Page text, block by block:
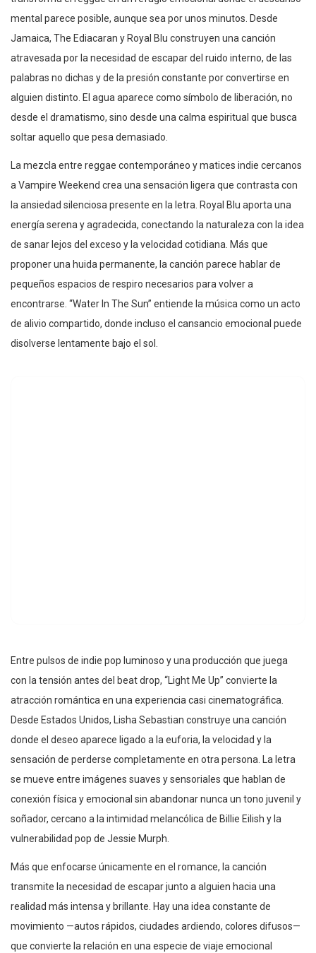
mental parece posible, aunque sea por unos minutos. Desde
Jamaica, The Ediacaran y Royal Blu construyen una canción
atravesada por la necesidad de escapar del ruido interno, de las
palabras no dichas y de la presión constante por convertirse en
alguien distinto. El agua aparece como símbolo de liberación, no
desde el dramatismo, sino desde una calma espiritual que busca
soltar aquello que pesa demasiado.
La mezcla entre reggae contemporáneo y matices indie cercanos
a Vampire Weekend crea una sensación ligera que contrasta con
la ansiedad silenciosa presente en la letra. Royal Blu aporta una
energía serena y agradecida, conectando la naturaleza con la idea
de sanar lejos del exceso y la velocidad cotidiana. Más que
proponer una huida permanente, la canción parece hablar de
pequeños espacios de respiro necesarios para volver a
encontrarse. “Water In The Sun” entiende la música como un acto
de alivio compartido, donde incluso el cansancio emocional puede
disolverse lentamente bajo el sol.
Entre pulsos de indie pop luminoso y una producción que juega
con la tensión antes del beat drop, “Light Me Up” convierte la
atracción romántica en una experiencia casi cinematográfica.
Desde Estados Unidos, Lisha Sebastian construye una canción
donde el deseo aparece ligado a la euforia, la velocidad y la
sensación de perderse completamente en otra persona. La letra
se mueve entre imágenes suaves y sensoriales que hablan de
conexión física y emocional sin abandonar nunca un tono juvenil y
soñador, cercano a la intimidad melancólica de Billie Eilish y la
vulnerabilidad pop de Jessie Murph.
Más que enfocarse únicamente en el romance, la canción
transmite la necesidad de escapar junto a alguien hacia una
realidad más intensa y brillante. Hay una idea constante de
movimiento —autos rápidos, ciudades ardiendo, colores difusos—
que convierte la relación en una especie de viaje emocional